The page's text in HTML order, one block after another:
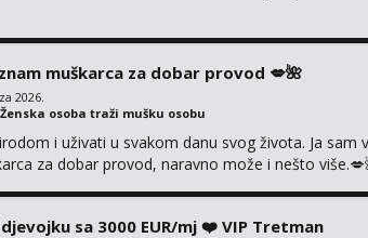
muškarca za dobar provod 💋🌺
2026.
Ženska osoba traži mušku osobu
i uživati u svakom danu svog života. Ja sam
za dobar provod, naravno može i nešto
sa 3000 EUR/mj ❤️ VIP Tretman